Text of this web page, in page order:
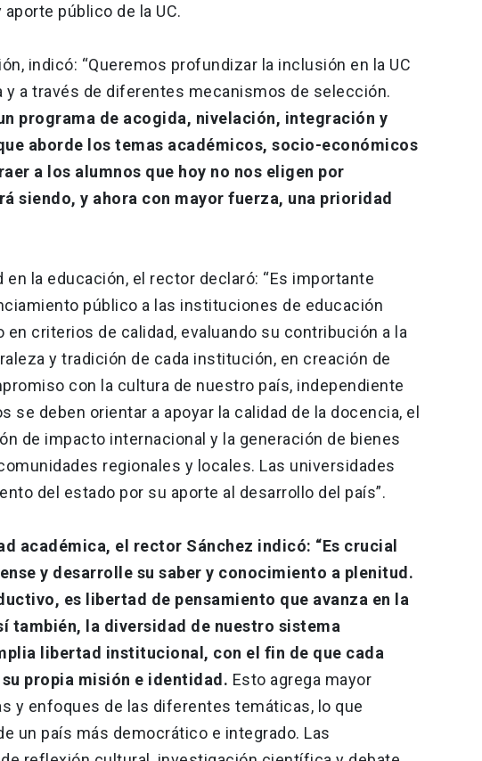
público de la UC.
indicó: “Queremos profundizar la inclusión en la UC
y a través de diferentes mecanismos de selección.
programa de acogida, nivelación, integración y
aborde los temas académicos, socio-económicos
a los alumnos que hoy no nos eligen por
siendo, y ahora con mayor fuerza, una prioridad
en la educación, el rector declaró: “Es importante
público a las instituciones de educación
en criterios de calidad, evaluando su contribución a la
y tradición de cada institución, en creación de
con la cultura de nuestro país, independiente
se deben orientar a apoyar la calidad de la docencia, el
de impacto internacional y la generación de bienes
regionales y locales. Las universidades
del estado por su aporte al desarrollo del país”.
académica, el rector Sánchez indicó: “Es crucial
y desarrolle su saber y conocimiento a plenitud.
es libertad de pensamiento que avanza en la
también, la diversidad de nuestro sistema
libertad institucional, con el fin de que cada
propia misión e identidad. Esto agrega mayor
y enfoques de las diferentes temáticas, lo que
un país más democrático e integrado. Las